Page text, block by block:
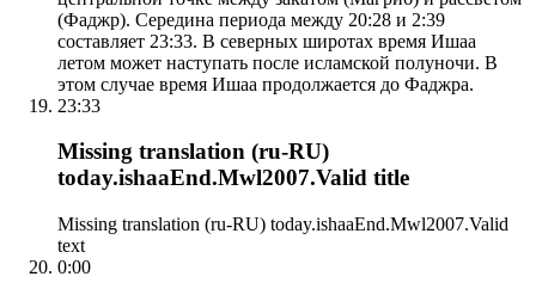
(Фаджр). Середина периода между 20:28 и 2:39
составляет 23:33. В северных широтах время Ишаа
летом может наступать после исламской полуночи. В
этом случае время Ишаа продолжается до Фаджра.
23:33
Missing translation (ru-RU)
today.ishaaEnd.Mwl2007.Valid title
Missing translation (ru-RU) today.ishaaEnd.Mwl2007.Valid
text
0:00